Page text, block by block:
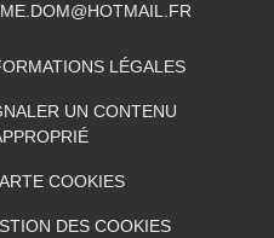
LÉGALES
UN CONTENU
COOKIES
DES COOKIES